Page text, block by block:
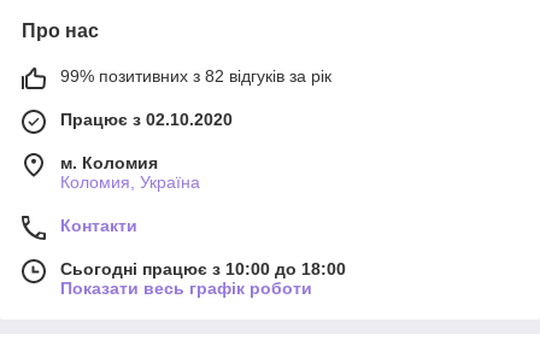
Про нас
99% позитивних з 82 відгуків за рік
Працює з 02.10.2020
м. Коломия
Коломия, Україна
Контакти
Сьогодні працює з 10:00 до 18:00
Показати весь графік роботи